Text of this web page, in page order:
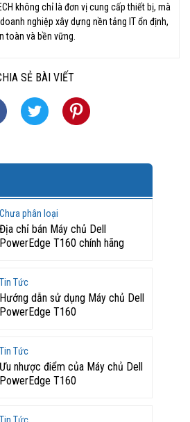
không chỉ là đơn vị cung cấp thiết bị, mà
nghiệp xây dựng nền tảng IT ổn định,
toàn và bền vững.
SẺ BÀI VIẾT
Chưa phân loại
Địa chỉ bán Máy chủ Dell
PowerEdge T160 chính hãng
Tin Tức
Hướng dẫn sử dụng Máy chủ Dell
PowerEdge T160
Tin Tức
Ưu nhược điểm của Máy chủ Dell
PowerEdge T160